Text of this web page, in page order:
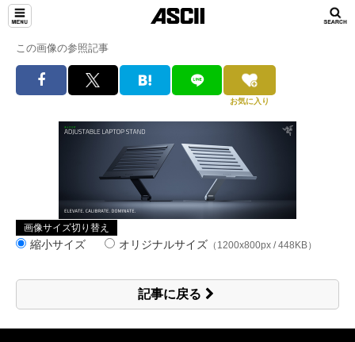
この画像の参照記事
お気に入り
画像サイズ切り替え
縮小サイズ オリジナルサイズ （1200x800px / 448KB）
記事に戻る